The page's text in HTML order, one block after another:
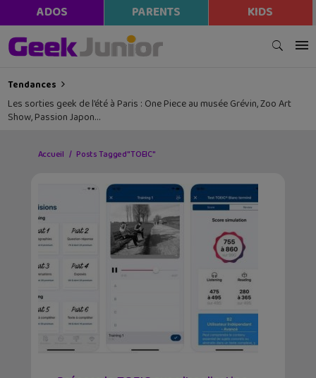
ADOS PARENTS KIDS
Tendances
Les sorties geek de l’été à Paris : One Piece au musée Grévin, Zoo Art
Show, Passion Japon…
Accueil Posts Tagged "TOEIC"